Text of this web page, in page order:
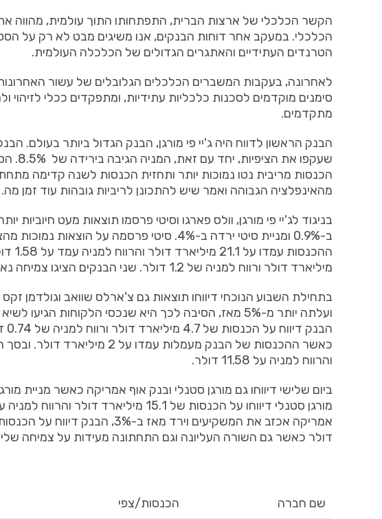
הקשר הכלכלי של ארצות הברית, התפתחותו התוך עולמית, מהווה
הכלכלי. במעקב אחר דוחות הבנקים, אנו משיגים מבט לא רק על
הטרנדים העתידיים והאתגרים הגדולים של הכלכלה העולמית.
לאחרונה, בעקבות המשברים הכלכלים הגלובלים של עשור
סימנים מוקדמים לסכנות כלכליות עתידיות, ומתפקדים ככלי לזיהוי
מתקדמים.
הבנק הראשון לדווח היה ג'יי פי מורגן, הבנק הגדול ביותר בעולם.
שעקפו
הכנסות מריבית נטו נמוכות יותר ותחזית הכנסות לשנה קדימה
מהאינפלציה הגבוהה ואמר שיש להתכונן לריביות גובהות עוד זמן מה.
בניגוד לג'יי פי מורגן, וולס פארגו וסיטי פרסמו תוצאות מעט
ב-0.9% ומניית סיטי ירדה ב-4%. סיטי פרסמה על
מיליארד דולר ורווח למניה של 1.2 דולר. שני הבנקים הציגו צמיחה נאה בתחום מסחר בניירות ערך.
בתחילת השבוע הנוכחי דיווחו תוצאות גם צ'ארלס שוואב וגולדמן
והרווח למניה על 11.58 דולר.
דולר כאשר גם השורה העליונה וגם התחתונה מעידות על צמיחה
שם חברה הכנסות/צפי